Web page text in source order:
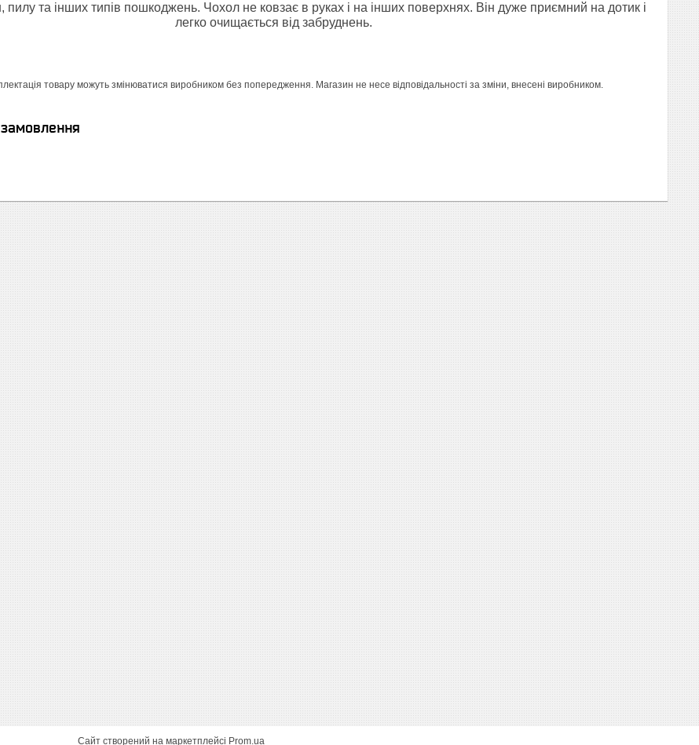
пилу та інших типів пошкоджень. Чохол не ковзає в руках і на інших поверхнях. Він дуже приємний на дотик і
легко очищається від забруднень.
товару можуть змінюватися виробником без попередження. Магазин не несе відповідальності за зміни, внесені виробником.
Сайт створений на маркетплейсі Prom.ua